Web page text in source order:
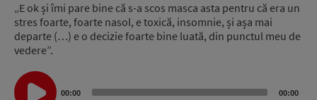
„E ok și îmi pare bine că s-a scos masca asta pentru că era un
stres foarte, foarte nasol, e toxică, insomnie, și așa mai
departe (…) e o decizie foarte bine luată, din punctul meu de
vedere”.
Audio
Player
00:00 00:00